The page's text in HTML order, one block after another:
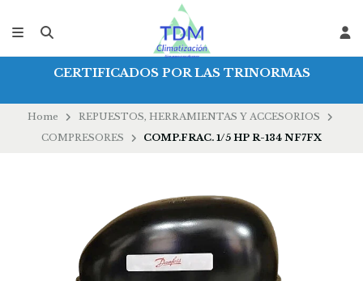
CERTIFICADOS POR LAS TRINORMAS
Home
REPUESTOS, HERRAMIENTAS Y ACCESORIOS
COMPRESORES
COMP.FRAC. 1/5 HP R-134 NF7FX